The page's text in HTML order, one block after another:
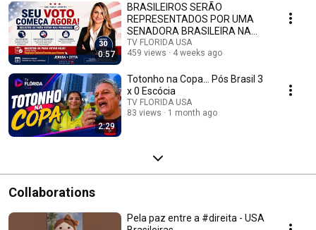
0:57
BRASILEIROS SERÃO
REPRESENTADOS POR UMA
SENADORA BRASILEIRA NA
FLORIDA
TV FLORIDA USA
459 views
4 weeks ago
2:29
Totonho na Copa... Pós Brasil 3
x 0 Escócia
TV FLORIDA USA
83 views
1 month ago
Collaborations
Pela paz entre a #direita - USA